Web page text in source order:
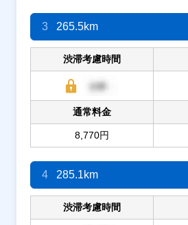
3 265.5km
渋滞考慮時間
通常料金
8,770円
4 285.1km
渋滞考慮時間